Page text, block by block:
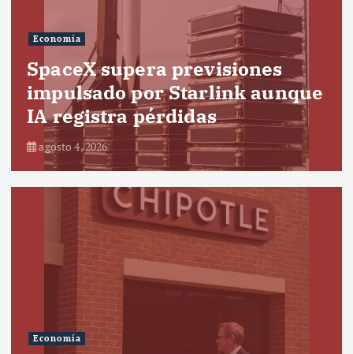
Economía
SpaceX supera previsiones
impulsado por Starlink aunque
IA registra pérdidas
agosto 4, 2026
Economía